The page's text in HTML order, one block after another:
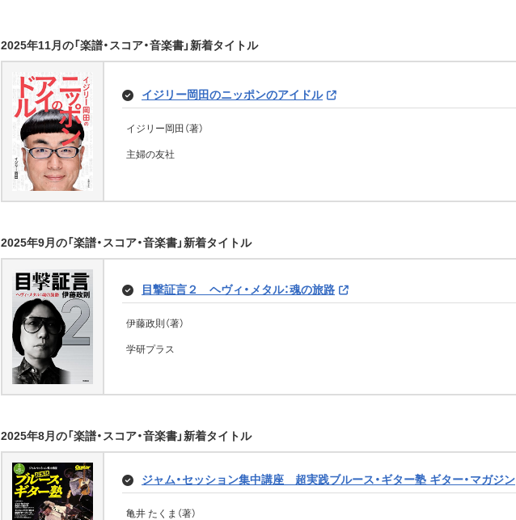
2025年11月の「楽譜・スコア・音楽書」新着タイトル
イジリー岡田のニッポンのアイドル
イジリー岡田（著）
主婦の友社
2025年9月の「楽譜・スコア・音楽書」新着タイトル
目撃証言２ ヘヴィ・メタル：魂の旅路
伊藤政則（著）
学研プラス
2025年8月の「楽譜・スコア・音楽書」新着タイトル
ジャム・セッション集中講座 超実践ブルース・ギター塾 ギター・マガジン
亀井 たくま（著）